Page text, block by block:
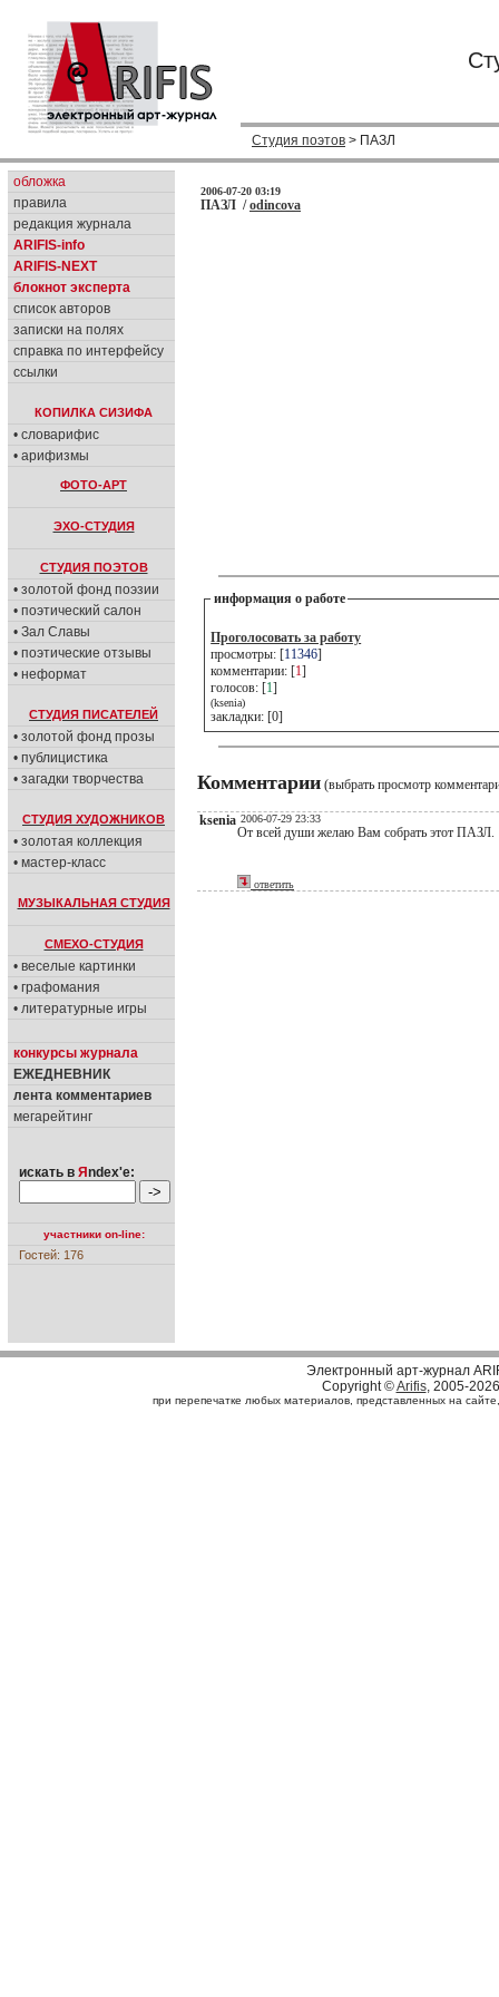
Студия поэтов > ПАЗЛ
обложка
правила
редакция журнала
ARIFIS-info
ARIFIS-NEXT
блокнот эксперта
список авторов
записки на полях
справка по интерфейсу
ссылки
КОПИЛКА СИЗИФА
• словарифис
• арифизмы
ФОТО-АРТ
ЭХО-СТУДИЯ
СТУДИЯ ПОЭТОВ
• золотой фонд поэзии
• поэтический салон
• Зал Славы
• поэтические отзывы
• неформат
СТУДИЯ ПИСАТЕЛЕЙ
• золотой фонд прозы
• публицистика
• загадки творчества
СТУДИЯ ХУДОЖНИКОВ
• золотая коллекция
• мастер-класс
МУЗЫКАЛЬНАЯ СТУДИЯ
СМЕХО-СТУДИЯ
• веселые картинки
• графомания
• литературные игры
конкурсы журнала
ЕЖЕДНЕВНИК
лента комментариев
мегарейтинг
искать в Я ndex'е:
участники on-line:
Гостей: 176
2006-07-20 03:19
ПАЗЛ /odincova
информация о работе
Проголосовать за работу
просмотры: [11346]
комментарии: [1]
голосов: [1]
(ksenia)
закладки: [0]
Комментарии (выбрать просмотр
ksenia 2006-07-29 23:33
От всей души желаю Вам собрать этот ПАЗЛ.
ответить
Электронный арт-журнал
Copyright ©Arifis, 2005-2026
при перепечатке любых материалов, представленных на